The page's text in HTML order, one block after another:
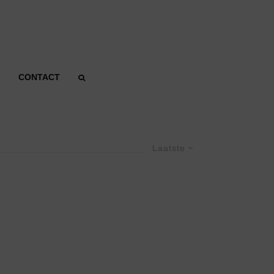
CONTACT
Laatste